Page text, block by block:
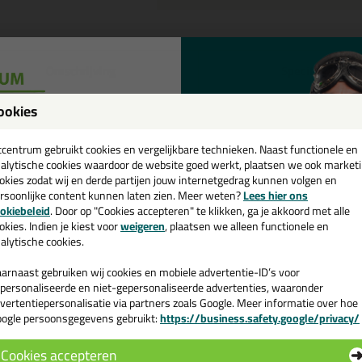
Specificaties
It Silicon 218 in NCS kleur in
de Seal-It Silicon 218 in NCS kleur in NCS S 5020-Y40R vandaag
je meer weten over de toepassing en kenmerken van dit product?Lees
gebruikt cookies en vergelijkbare technieken. Naast functionele en
cookies waardoor de website goed werkt, plaatsen we ook
zodat wij en derde partijen jouw internetgedrag kunnen volgen en
content kunnen laten zien. Meer weten?Lees hier ons
. Door op "Cookies accepteren" te klikken, ga je akkoord met alle
Indien je kiest voorweigeren, plaatsen we alleen functionele en
cookies.
gebruiken wij cookies en mobiele advertentie-ID’s voor
en niet-gepersonaliseerde advertenties, waaronder
via partners zoals Google. Meer informatie over hoe
persoonsgegevens gebruikt:https://business.safety.google/privacy/
Cookies accepteren
💚
en ontvang een
€35,-bij je eerste bestelling!
de actiecode ›